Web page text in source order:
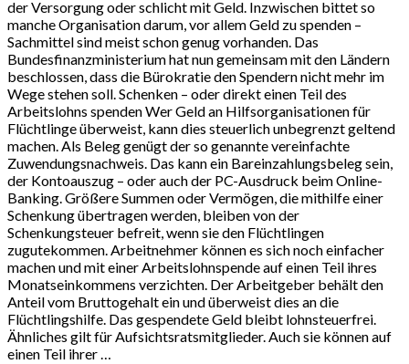
der Versorgung oder schlicht mit Geld. Inzwischen bittet so
manche Organisation darum, vor allem Geld zu spenden –
Sachmittel sind meist schon genug vorhanden. Das
Bundesfinanzministerium hat nun gemeinsam mit den Ländern
beschlossen, dass die Bürokratie den Spendern nicht mehr im
Wege stehen soll. Schenken – oder direkt einen Teil des
Arbeitslohns spenden Wer Geld an Hilfsorganisationen für
Flüchtlinge überweist, kann dies steuerlich unbegrenzt geltend
machen. Als Beleg genügt der so genannte vereinfachte
Zuwendungsnachweis. Das kann ein Bareinzahlungsbeleg sein,
der Kontoauszug – oder auch der PC-Ausdruck beim Online-
Banking. Größere Summen oder Vermögen, die mithilfe einer
Schenkung übertragen werden, bleiben von der
Schenkungsteuer befreit, wenn sie den Flüchtlingen
zugutekommen. Arbeitnehmer können es sich noch einfacher
machen und mit einer Arbeitslohnspende auf einen Teil ihres
Monatseinkommens verzichten. Der Arbeitgeber behält den
Anteil vom Bruttogehalt ein und überweist dies an die
Flüchtlingshilfe. Das gespendete Geld bleibt lohnsteuerfrei.
Ähnliches gilt für Aufsichtsratsmitglieder. Auch sie können auf
einen Teil ihrer …